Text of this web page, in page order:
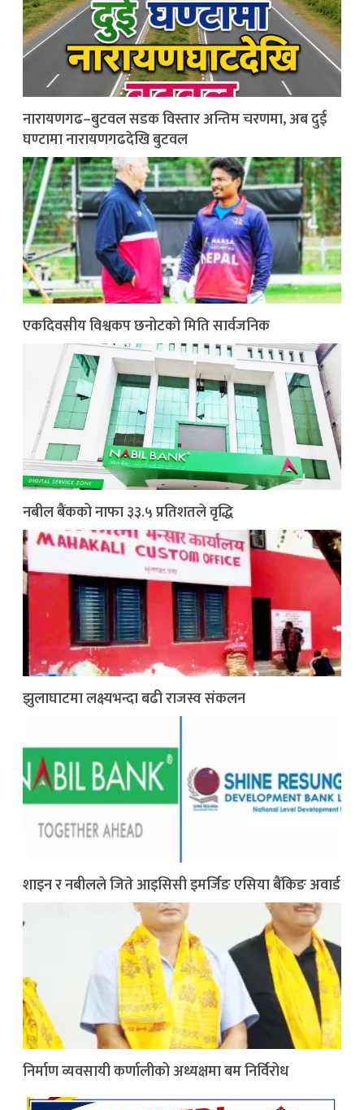
नारायणगढ–बुटवल सडक विस्तार अन्तिम चरणमा, अब दुई
घण्टामा नारायणगढदेखि बुटवल
एकदिवसीय विश्वकप छनोटको मिति सार्वजनिक
नबील बैंकको नाफा ३३.५ प्रतिशतले वृद्धि
झुलाघाटमा लक्ष्यभन्दा बढी राजस्व संकलन
शाइन र नबीलले जिते आइसिसी इमर्जिङ एसिया बैंकिङ अवार्ड
निर्माण व्यवसायी कर्णालीको अध्यक्षमा बम निर्विरोध